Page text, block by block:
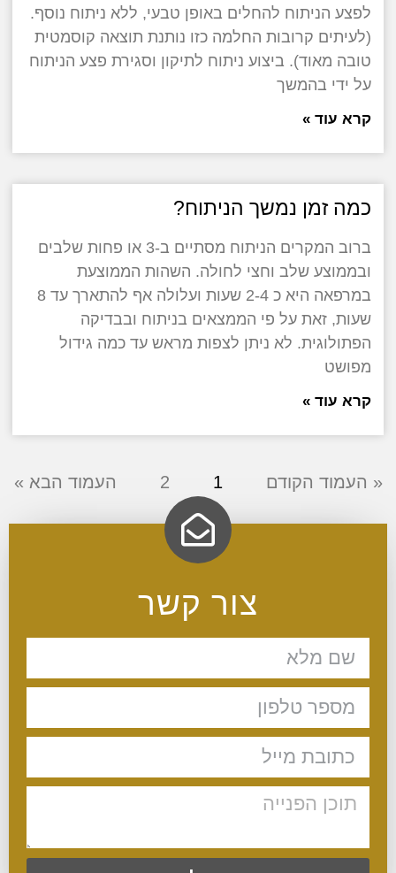
לפצע הניתוח להחלים באופן טבעי, ללא ניתוח נוסף.
(לעיתים קרובות החלמה כזו נותנת תוצאה קוסמטית
טובה מאוד). ביצוע ניתוח לתיקון וסגירת פצע הניתוח
על ידי בהמשך
קרא עוד »
כמה זמן נמשך הניתוח?
ברוב המקרים הניתוח מסתיים ב-3 או פחות שלבים
ובממוצע שלב וחצי לחולה. השהות הממוצעת
במרפאה היא כ 2-4 שעות ועלולה אף להתארך עד 8
שעות, זאת על פי הממצאים בניתוח ובבדיקה
הפתולוגית. לא ניתן לצפות מראש עד כמה גידול
מפושט
קרא עוד »
« העמוד הקודם 1
2 העמוד הבא »
צור קשר